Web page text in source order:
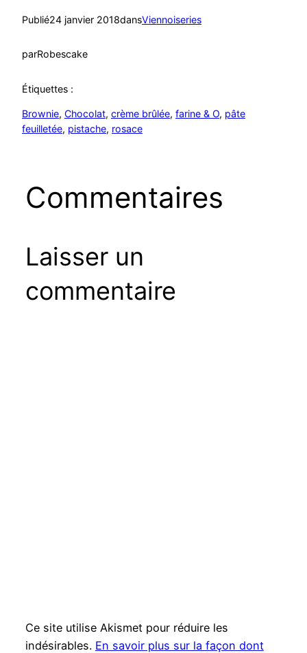
Publié24 janvier 2018dansViennoiseries
parRobescake
Étiquettes :
Brownie, Chocolat, crème brûlée, farine & O, pâte
feuilletée, pistache, rosace
Commentaires
Laisser un
commentaire
Ce site utilise Akismet pour réduire les
indésirables. En savoir plus sur la façon dont